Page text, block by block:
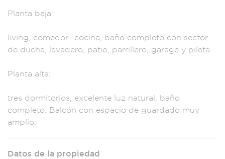
Pl anta baja:
living, comedor -cocina, baño completo con sector
de ducha, lavadero, patio, parrillero, garage y pileta.
Planta alta:
tres dormitorios, excelente luz natural,
baño
completo. Ba lcón con espacio de guardado muy
amplio.
Datos de la propiedad